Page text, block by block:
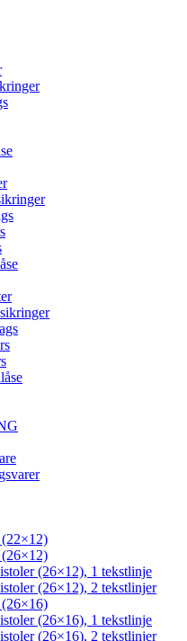
(26×12), 1 tekstlinje
(26×12), 2 tekstlinjer
(26×16), 1 tekstlinje
(26×16), 2 tekstlinjer